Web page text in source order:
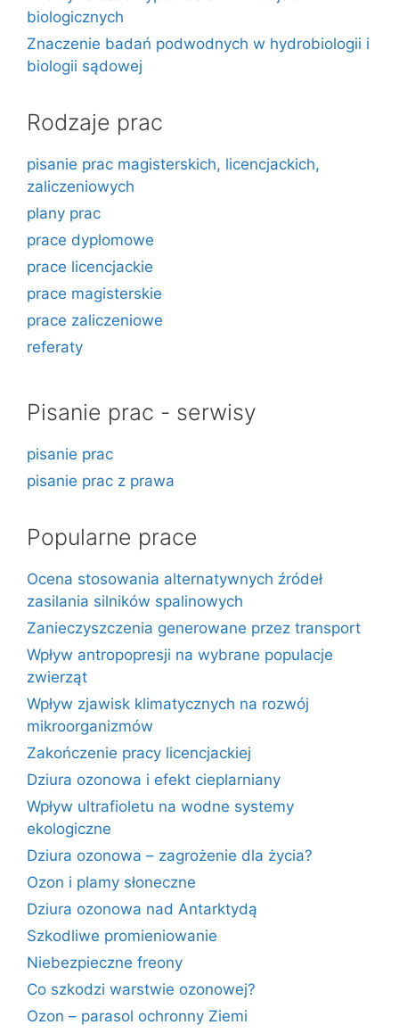
biologicznych
Znaczenie badań podwodnych w hydrobiologii i
biologii sądowej
Rodzaje prac
pisanie prac magisterskich, licencjackich,
zaliczeniowych
plany prac
prace dyplomowe
prace licencjackie
prace magisterskie
prace zaliczeniowe
referaty
Pisanie prac - serwisy
pisanie prac
pisanie prac z prawa
Popularne prace
Ocena stosowania alternatywnych źródeł
zasilania silników spalinowych
Zanieczyszczenia generowane przez transport
Wpływ antropopresji na wybrane populacje
zwierząt
Wpływ zjawisk klimatycznych na rozwój
mikroorganizmów
Zakończenie pracy licencjackiej
Dziura ozonowa i efekt cieplarniany
Wpływ ultrafioletu na wodne systemy
ekologiczne
Dziura ozonowa – zagrożenie dla życia?
Ozon i plamy słoneczne
Dziura ozonowa nad Antarktydą
Szkodliwe promieniowanie
Niebezpieczne freony
Co szkodzi warstwie ozonowej?
Ozon – parasol ochronny Ziemi